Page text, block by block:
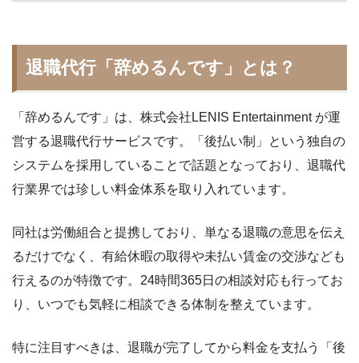
退職代行「辞めるんです」とは？
「辞めるんです」は、株式会社LENIS Entertainment が運
営する退職代行サービスです。「後払い制」という独自の
システムを採用していることで話題となっており、退職代
行業界では珍しい料金体系を取り入れています。
同社は労働組合と提携しており、単なる退職の意思を伝え
るだけでなく、有給休暇の取得や未払い賃金の交渉なども
行えるのが特徴です。24時間365日の相談対応も行ってお
り、いつでも気軽に相談できる体制を整えています。
特に注目すべきは、退職が完了してから料金を支払う「後